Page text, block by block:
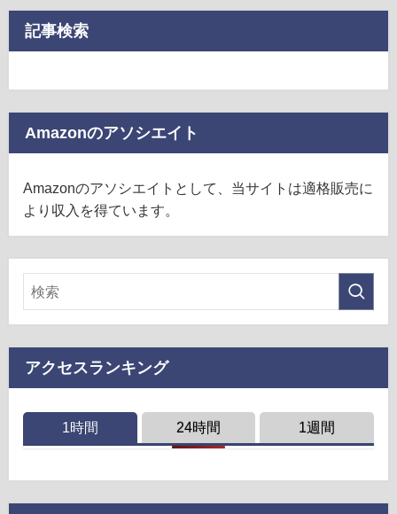
記事検索
Amazonのアソシエイト
Amazonのアソシエイトとして、当サイトは適格販売に
より収入を得ています。
アクセスランキング
1時間 24時間 1週間